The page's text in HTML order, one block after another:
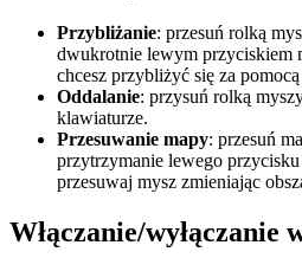
Przybliżanie: przesuń rolką
dwukrotnie lewym przyciskiem
chcesz przybliżyć się za
Oddalanie: przysuń rolką
klawiaturze.
Przesuwanie mapy: przesuń
przytrzymanie lewego przycisku
przesuwaj mysz zmieniając
Włączanie/wyłączanie